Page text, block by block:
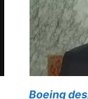
Boeing